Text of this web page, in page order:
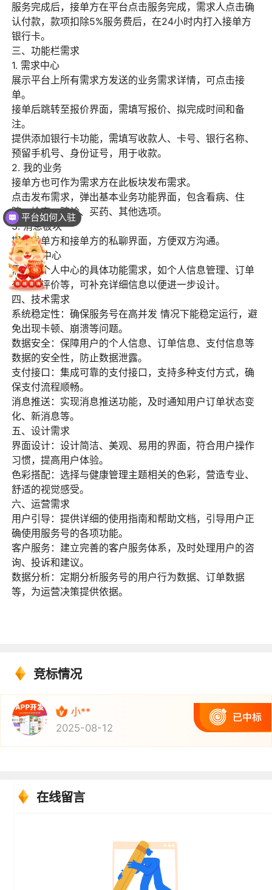
服务完成后，接单方在平台点击服务完成，需求人点击确
认付款，款项扣除5%服务费后，在24小时内打入接单方
银行卡。
三、功能栏需求
1. 需求中心
展示平台上所有需求方发送的业务需求详情，可点击接
单。
接单后跳转至报价界面，需填写报价、拟完成时间和备
注。
提供添加银行卡功能，需填写收款人、卡号、银行名称、
预留手机号、身份证号，用于收款。
2. 我的业务
接单方也可作为需求方在此板块发布需求。
点击发布需求，弹出基本业务功能界面，包含看病、住
院、检查、陪诊、买药、其他选项。
3. 消息板块
提供发单方和接单方的私聊界面，方便双方沟通。
4. 个人中心
需完善个人中心的具体功能需求，如个人信息管理、订单
查询、评价等，可补充详细信息以便进一步设计。
四、技术需求
系统稳定性：确保服务号在高并发 情况下能稳定运行，避
免出现卡顿、崩溃等问题。
数据安全：保障用户的个人信息、订单信息、支付信息等
数据的安全性，防止数据泄露。
支付接口：集成可靠的支付接口，支持多种支付方式，确
保支付流程顺畅。
消息推送：实现消息推送功能，及时通知用户订单状态变
化、新消息等。
五、设计需求
界面设计：设计简洁、美观、易用的界面，符合用户操作
习惯，提高用户体验。
色彩搭配：选择与健康管理主题相关的色彩，营造专业、
舒适的视觉感受。
六、运营需求
用户引导：提供详细的使用指南和帮助文档，引导用户正
确使用服务号的各项功能。
客户服务：建立完善的客户服务体系，及时处理用户的咨
询、投诉和建议。
数据分析：定期分析服务号的用户行为数据、订单数据
等，为运营决策提供依据。
竞标情况
小**
2025-08-12
在线留言
平台如何入驻